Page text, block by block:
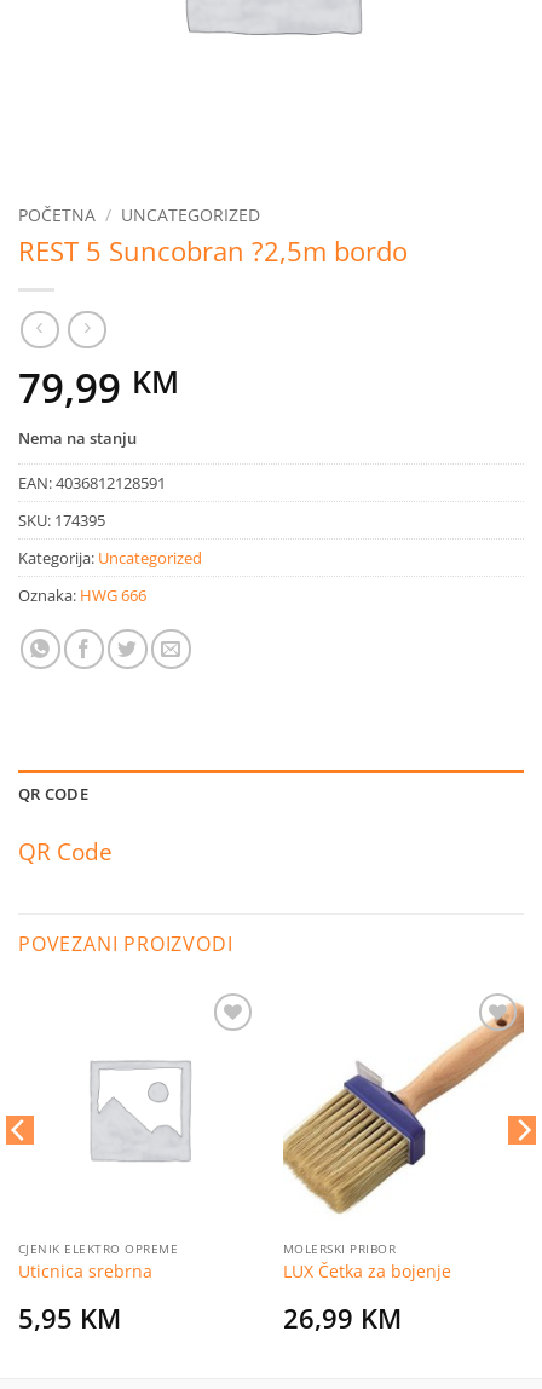
POČETNA / UNCATEGORIZED
REST 5 Suncobran ?2,5m bordo
79,99 KM
Nema na stanju
EAN:4036812128591
SKU: 174395
Kategorija: Uncategorized
Oznaka: HWG 666
QR CODE
QR Code
POVEZANI PROIZVODI
CJENIK ELEKTRO OPREME
Uticnica srebrna
5,95 KM
Dodaj
na
MOLERSKI PRIBOR
LUX Četka za bojenje
26,99 KM